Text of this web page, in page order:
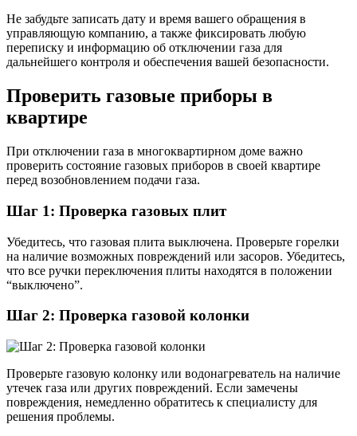
Не забудьте записать дату и время вашего обращения в
управляющую компанию, а также фиксировать любую
переписку и информацию об отключении газа для
дальнейшего контроля и обеспечения вашей безопасности.
Проверить газовые приборы в
квартире
При отключении газа в многоквартирном доме важно
проверить состояние газовых приборов в своей квартире
перед возобновлением подачи газа.
Шаг 1: Проверка газовых плит
Убедитесь, что газовая плита выключена. Проверьте горелки
на наличие возможных повреждений или засоров. Убедитесь,
что все ручки переключения плиты находятся в положении
“выключено”.
Шаг 2: Проверка газовой колонки
Проверьте газовую колонку или водонагреватель на наличие
утечек газа или других повреждений. Если замечены
повреждения, немедленно обратитесь к специалисту для
решения проблемы.